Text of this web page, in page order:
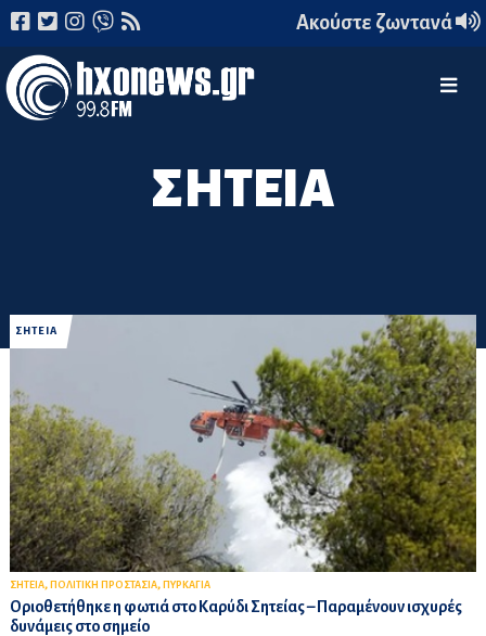
Ακούστε ζωντανά
ΣΗΤΕΙΑ
ΣΗΤΕΙΑ
ΣΗΤΕΙΑ, ΠΟΛΙΤΙΚΗ ΠΡΟΣΤΑΣΙΑ, ΠΥΡΚΑΓΙΑ
Οριοθετήθηκε η φωτιά στο Καρύδι Σητείας – Παραμένουν ισχυρές
δυνάμεις στο σημείο